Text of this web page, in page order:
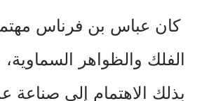
كان عباس بن فرناس
الفلك والظواهر
بذلك الاهتمام إلى صناعة